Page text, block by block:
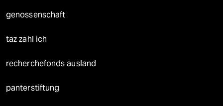
genossenschaft
taz zahl ich
recherchefonds ausland
panterstiftung